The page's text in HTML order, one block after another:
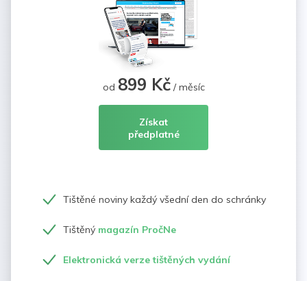
od 899 Kč/ měsíc
Získat
předplatné
Tištěné noviny každý všední den do schránky
Tištěný magazín PročNe
Elektronická verze tištěných vydání